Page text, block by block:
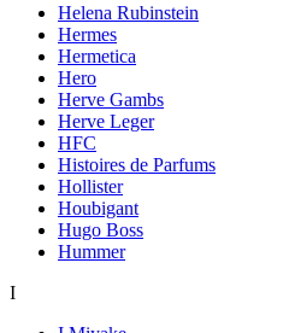
Helena Rubinstein
Hermes
Hermetica
Hero
Herve Gambs
Herve Leger
HFC
Histoires de Parfums
Hollister
Houbigant
Hugo Boss
Hummer
I